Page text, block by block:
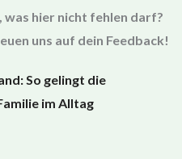
was hier nicht fehlen darf?
uns auf dein Feedback!
So gelingt die
im Alltag